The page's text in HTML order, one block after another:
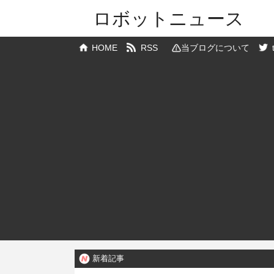
ロボットニュース
HOME RSS 当ブログについて
新着記事